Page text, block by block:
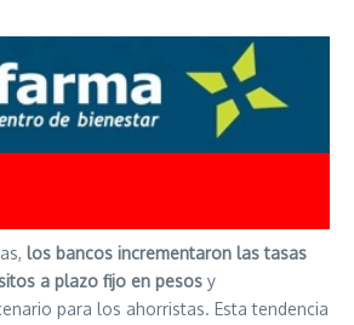
los bancos incrementaron las tasas
a plazo fijo en pesos y
para los ahorristas. Esta tendencia